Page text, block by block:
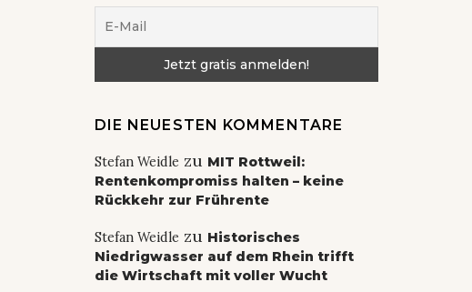
DIE NEUESTEN KOMMENTARE
Stefan Weidle zu MIT Rottweil:
Rentenkompromiss halten – keine
Rückkehr zur Frührente
Stefan Weidle zu Historisches
Niedrigwasser auf dem Rhein trifft
die Wirtschaft mit voller Wucht